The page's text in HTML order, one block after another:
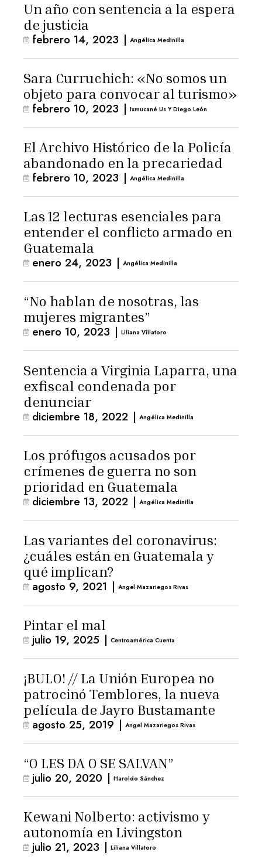
Un año con sentencia a la espera
de justicia
febrero 14, 2023 | Angélica Medinilla
Sara Curruchich: «No somos un
objeto para convocar al turismo»
febrero 10, 2023 | Ixmucané Us Y Diego León
El Archivo Histórico de la Policía
abandonado en la precariedad
febrero 10, 2023 | Angélica Medinilla
Las 12 lecturas esenciales para
entender el conflicto armado en
Guatemala
enero 24, 2023 | Angélica Medinilla
“No hablan de nosotras, las
mujeres migrantes”
enero 10, 2023 | Liliana Villatoro
Sentencia a Virginia Laparra, una
exfiscal condenada por
denunciar
diciembre 18, 2022 | Angélica Medinilla
Los prófugos acusados por
crímenes de guerra no son
prioridad en Guatemala
diciembre 13, 2022 | Angélica Medinilla
Las variantes del coronavirus:
¿cuáles están en Guatemala y
qué implican?
agosto 9, 2021 | Angel Mazariegos Rivas
Pintar el mal
julio 19, 2025 | Centroamérica Cuenta
¡BULO! // La Unión Europea no
patrocinó Temblores, la nueva
película de Jayro Bustamante
agosto 25, 2019 | Angel Mazariegos Rivas
“O LES DA O SE SALVAN”
julio 20, 2020 | Haroldo Sánchez
Kewani Nolberto: activismo y
autonomía en Livingston
julio 21, 2023 | Liliana Villatoro